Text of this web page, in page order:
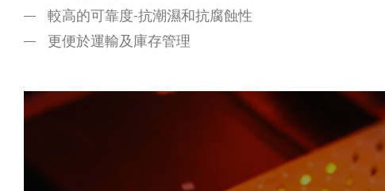
較高的可靠度-抗潮濕和抗腐蝕性
更便於運輸及庫存管理